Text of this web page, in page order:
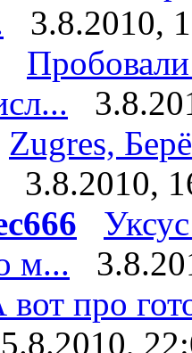
3.8.2010,
Zugres,
3.8.2010,
м...
вот про
5.8.2010,